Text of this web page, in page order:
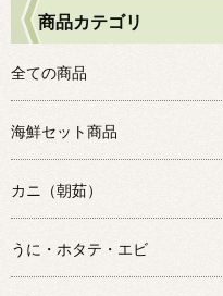
商品カテゴリ
全ての商品
海鮮セット商品
カニ（朝茹）
うに・ホタテ・エビ